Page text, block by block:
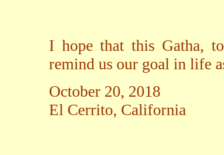
I hope that this Gatha,
remind us our goal in life
October 20, 2018
El Cerrito, California